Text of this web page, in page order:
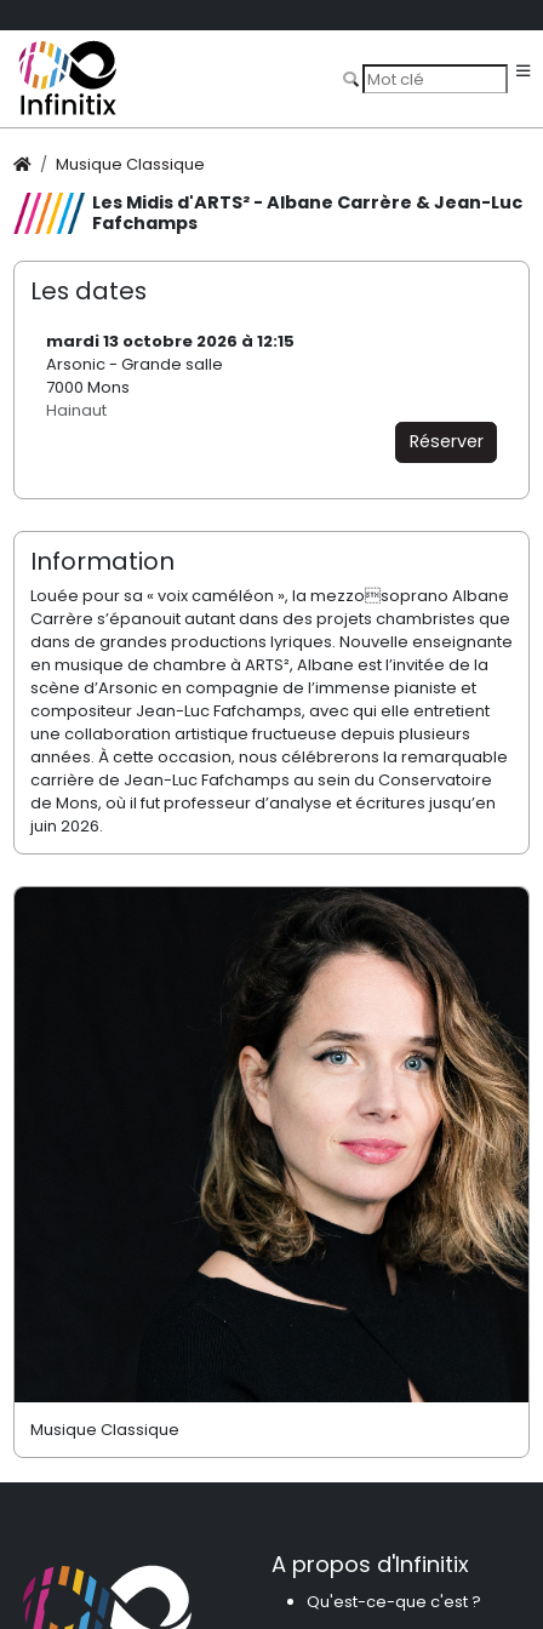
Musique Classique
Les Midis d'ARTS² - Albane Carrère & Jean-Luc
Fafchamps
Les dates
mardi 13 octobre 2026 à 12:15
Arsonic - Grande salle
7000 Mons
Hainaut
Réserver
Information
Louée pour sa « voix caméléon », la mezzosoprano Albane
Carrère s’épanouit autant dans des projets chambristes que
dans de grandes productions lyriques. Nouvelle enseignante
en musique de chambre à ARTS², Albane est l’invitée de la
scène d’Arsonic en compagnie de l’immense pianiste et
compositeur Jean-Luc Fafchamps, avec qui elle entretient
une collaboration artistique fructueuse depuis plusieurs
années. À cette occasion, nous célébrerons la remarquable
carrière de Jean-Luc Fafchamps au sein du Conservatoire
de Mons, où il fut professeur d’analyse et écritures jusqu’en
juin 2026.
Musique Classique
A propos d'Infinitix
Qu'est-ce-que c'est ?